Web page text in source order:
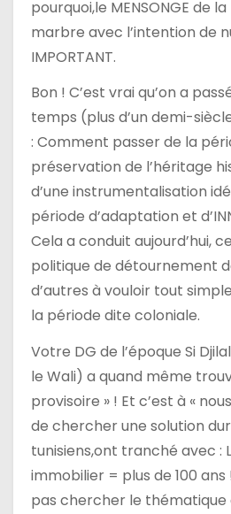
pourquoi,le MENSONGE de
marbre avec l’intention de
IMPORTANT.
Bon ! C’est vrai qu’on a
temps (plus d’un demi-
: Comment passer de la
préservation de l’héritage
d’une instrumentalisation
période d’adaptation et
Cela a conduit aujourd’hui,
politique de détournement
d’autres à vouloir tout
la période dite coloniale.
Votre DG de l’époque Si
le Wali) a quand même
provisoire » ! Et c’est à «
de chercher une solution
tunisiens,ont tranché avec :
immobilier = plus de 100 ans
pas chercher le thématique